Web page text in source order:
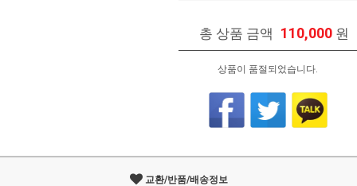
총 상품 금액 110,000 원
상품이 품절되었습니다.
교환/반품/배송정보